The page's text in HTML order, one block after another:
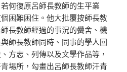
何復原呂師長教師的生平業
困難困住。他大批覆按師長教
長教師經過的事況的黌舍、機
師長教師同時、同事的學人回
方志、列傳以及文學作品等，
場所，勾畫出呂師長教師汗青